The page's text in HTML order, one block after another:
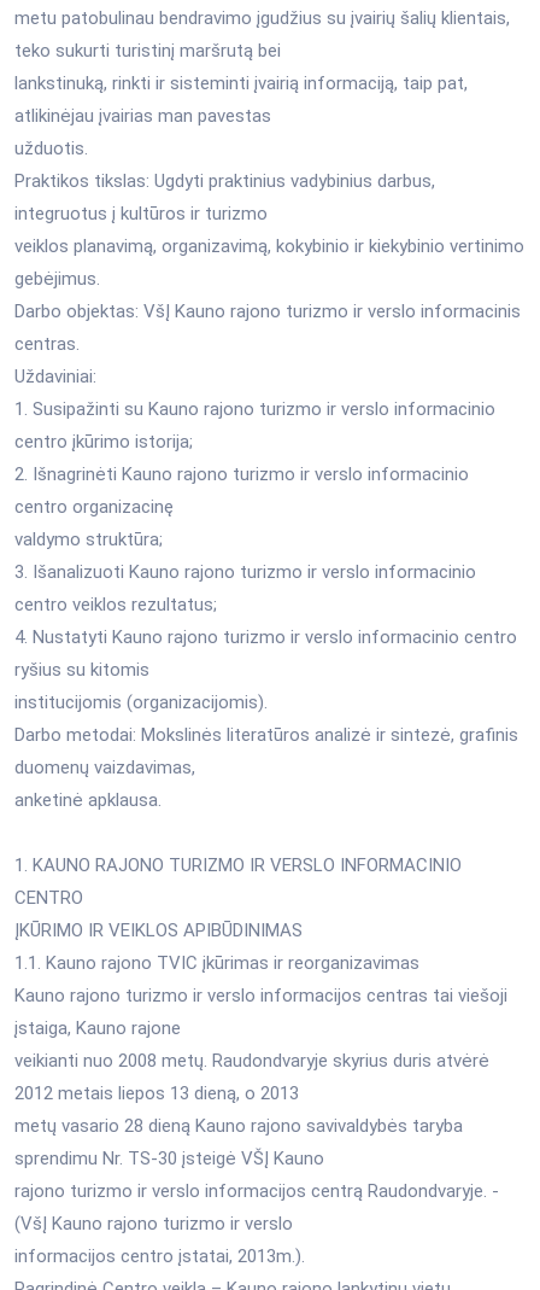
metu patobulinau bendravimo įgudžius su įvairių šalių klientais,
teko sukurti turistinį maršrutą bei
lankstinuką, rinkti ir sisteminti įvairią informaciją, taip pat,
atlikinėjau įvairias man pavestas
užduotis.
Praktikos tikslas: Ugdyti praktinius vadybinius darbus,
integruotus į kultūros ir turizmo
veiklos planavimą, organizavimą, kokybinio ir kiekybinio vertinimo
gebėjimus.
Darbo objektas: VšĮ Kauno rajono turizmo ir verslo informacinis
centras.
Uždaviniai:
1. Susipažinti su Kauno rajono turizmo ir verslo informacinio
centro įkūrimo istorija;
2. Išnagrinėti Kauno rajono turizmo ir verslo informacinio
centro organizacinę
valdymo struktūra;
3. Išanalizuoti Kauno rajono turizmo ir verslo informacinio
centro veiklos rezultatus;
4. Nustatyti Kauno rajono turizmo ir verslo informacinio centro
ryšius su kitomis
institucijomis (organizacijomis).
Darbo metodai: Mokslinės literatūros analizė ir sintezė, grafinis
duomenų vaizdavimas,
anketinė apklausa.
1. KAUNO RAJONO TURIZMO IR VERSLO INFORMACINIO
CENTRO
ĮKŪRIMO IR VEIKLOS APIBŪDINIMAS
1.1. Kauno rajono TVIC įkūrimas ir reorganizavimas
Kauno rajono turizmo ir verslo informacijos centras tai viešoji
įstaiga, Kauno rajone
veikianti nuo 2008 metų. Raudondvaryje skyrius duris atvėrė
2012 metais liepos 13 dieną, o 2013
metų vasario 28 dieną Kauno rajono savivaldybės taryba
sprendimu Nr. TS-30 įsteigė VŠĮ Kauno
rajono turizmo ir verslo informacijos centrą Raudondvaryje. -
(VšĮ Kauno rajono turizmo ir verslo
informacijos centro įstatai, 2013m.).